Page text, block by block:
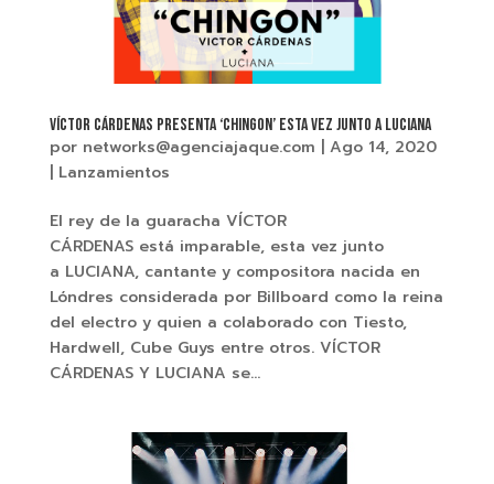
VÍCTOR CÁRDENAS PRESENTA ‘CHINGON’ ESTA VEZ JUNTO A LUCIANA
por networks@agenciajaque.com
Ago 14, 2020
Lanzamientos
El rey de la guaracha VÍCTOR
CÁRDENAS está imparable, esta vez junto
a LUCIANA, cantante y compositora nacida en
Lóndres considerada por Billboard como la reina
del electro y quien a colaborado con Tiesto,
Hardwell, Cube Guys entre otros. VÍCTOR
CÁRDENAS Y LUCIANA se...